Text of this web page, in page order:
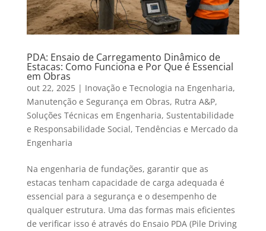
PDA: Ensaio de Carregamento Dinâmico de
Estacas: Como Funciona e Por Que é Essencial
em Obras
out 22, 2025| Inovação e Tecnologia na Engenharia,
Manutenção e Segurança em Obras, Rutra A&P,
Soluções Técnicas em Engenharia, Sustentabilidade
e Responsabilidade Social, Tendências e Mercado da
Engenharia
Na engenharia de fundações, garantir que as
estacas tenham capacidade de carga adequada é
essencial para a segurança e o desempenho de
qualquer estrutura. Uma das formas mais eficientes
de verificar isso é através do Ensaio PDA (Pile Driving